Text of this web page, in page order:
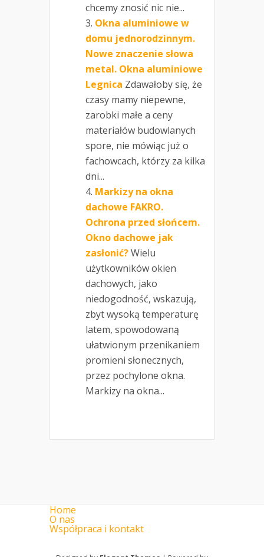
chcemy znosić nic nie...
Okna aluminiowe w
domu jednorodzinnym.
Nowe znaczenie słowa
metal. Okna aluminiowe
Legnica Zdawałoby się, że
czasy mamy niepewne,
zarobki małe a ceny
materiałów budowlanych
spore, nie mówiąc już o
fachowcach, którzy za kilka
dni...
Markizy na okna
dachowe FAKRO.
Ochrona przed słońcem.
Okno dachowe jak
zasłonić?Wielu
użytkowników okien
dachowych, jako
niedogodność, wskazują,
zbyt wysoką temperaturę
latem, spowodowaną
ułatwionym przenikaniem
promieni słonecznych,
przez pochylone okna.
Markizy na okna...
Home
O nas
Współpraca i kontakt